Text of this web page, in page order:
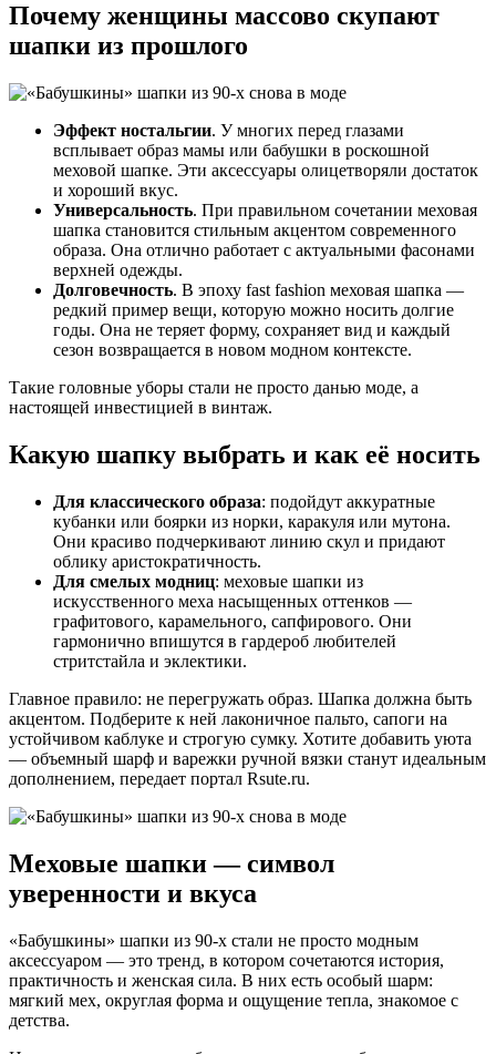
Почему женщины массово скупают
шапки из прошлого
Эффект ностальгии. У многих перед глазами
всплывает образ мамы или бабушки в роскошной
меховой шапке. Эти аксессуары олицетворяли достаток
и хороший вкус.
Универсальность. При правильном сочетании меховая
шапка становится стильным акцентом современного
образа. Она отлично работает с актуальными фасонами
верхней одежды.
Долговечность. В эпоху fast fashion меховая шапка —
редкий пример вещи, которую можно носить долгие
годы. Она не теряет форму, сохраняет вид и каждый
сезон возвращается в новом модном контексте.
Такие головные уборы стали не просто данью моде, а
настоящей инвестицией в винтаж.
Какую шапку выбрать и как её носить
Для классического образа: подойдут аккуратные
кубанки или боярки из норки, каракуля или мутона.
Они красиво подчеркивают линию скул и придают
облику аристократичность.
Для смелых модниц: меховые шапки из
искусственного меха насыщенных оттенков —
графитового, карамельного, сапфирового. Они
гармонично впишутся в гардероб любителей
стритстайла и эклектики.
Главное правило: не перегружать образ. Шапка должна быть
акцентом. Подберите к ней лаконичное пальто, сапоги на
устойчивом каблуке и строгую сумку. Хотите добавить уюта
— объемный шарф и варежки ручной вязки станут идеальным
дополнением, передает портал Rsute.ru.
Меховые шапки — символ
уверенности и вкуса
«Бабушкины» шапки из 90-х стали не просто модным
аксессуаром — это тренд, в котором сочетаются история,
практичность и женская сила. В них есть особый шарм:
мягкий мех, округлая форма и ощущение тепла, знакомое с
детства.